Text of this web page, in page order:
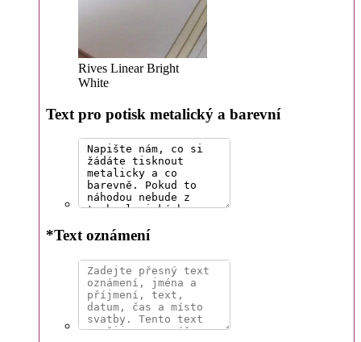
Rives Linear Bright
White
Text pro potisk metalický a barevní
*Text oznámení